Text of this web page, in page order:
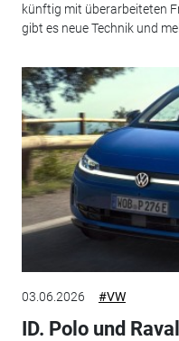
künftig mit überarbeiteten
gibt es neue Technik und
03.06.2026 #VW
ID. Polo und